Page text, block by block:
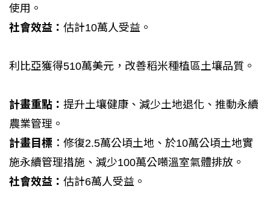
使用。
社會效益： 估計10萬人受益。
利比亞獲得510萬美元，改善稻米種植區土壤品質。
計畫重點： 提升土壤健康、減少土地退化、推動永續
農業管理。
計畫目標 ：修復2.5萬公頃土地、於10萬公頃土地實
施永續管理措施、減少100萬公噸溫室氣體排放。
社會效益： 估計6萬人受益。